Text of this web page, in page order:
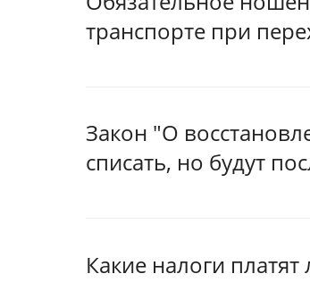
транспорте при
Закон "О
списать, но будут
Какие налоги